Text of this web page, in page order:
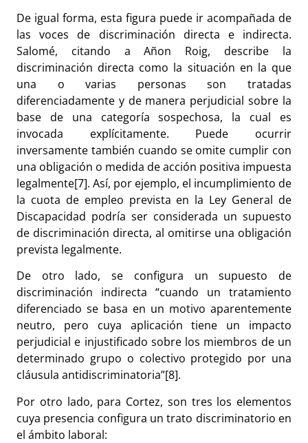
De igual forma, esta figura puede ir acompañada de
las voces de discriminación directa e indirecta.
Salomé, citando a Añon Roig, describe la
discriminación directa como la situación en la que
una o varias personas son tratadas
diferenciadamente y de manera perjudicial sobre la
base de una categoría sospechosa, la cual es
invocada explícitamente. Puede ocurrir
inversamente también cuando se omite cumplir con
una obligación o medida de acción positiva impuesta
legalmente[7]. Así, por ejemplo, el incumplimiento de
la cuota de empleo prevista en la Ley General de
Discapacidad podría ser considerada un supuesto
de discriminación directa, al omitirse una obligación
prevista legalmente.
De otro lado, se configura un supuesto de
discriminación indirecta “cuando un tratamiento
diferenciado se basa en un motivo aparentemente
neutro, pero cuya aplicación tiene un impacto
perjudicial e injustificado sobre los miembros de un
determinado grupo o colectivo protegido por una
cláusula antidiscriminatoria”[8].
Por otro lado, para Cortez, son tres los elementos
cuya presencia configura un trato discriminatorio en
el ámbito laboral: